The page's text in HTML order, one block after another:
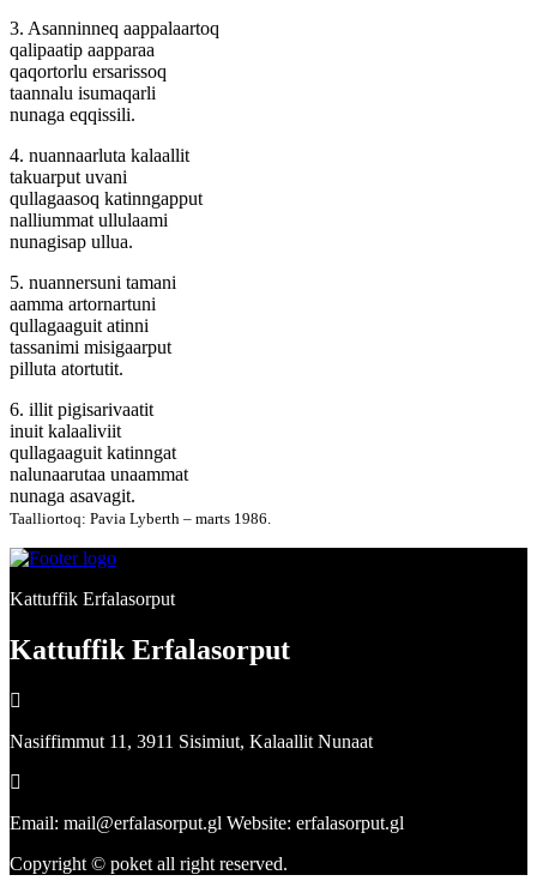
3. Asanninneq aappalaartoq
qalipaatip aapparaa
qaqortorlu ersarissoq
taannalu isumaqarli
nunaga eqqissili.
4. nuannaarluta kalaallit
takuarput uvani
qullagaasoq katinngapput
nalliummat ullulaami
nunagisap ullua.
5. nuannersuni tamani
aamma artornartuni
qullagaaguit atinni
tassanimi misigaarput
pilluta atortutit.
6. illit pigisarivaatit
inuit kalaaliviit
qullagaaguit katinngat
nalunaarutaa unaammat
nunaga asavagit.
Taalliortoq: Pavia Lyberth – marts 1986.
Kattuffik Erfalasorput
Kattuffik Erfalasorput
Nasiffimmut 11, 3911 Sisimiut, Kalaallit Nunaat
Email: mail@erfalasorput.gl Website: erfalasorput.gl
Copyright © poket all right reserved.